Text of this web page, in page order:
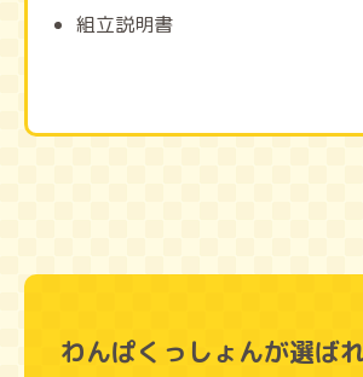
組立説明書
わんぱくっしょんが選ば